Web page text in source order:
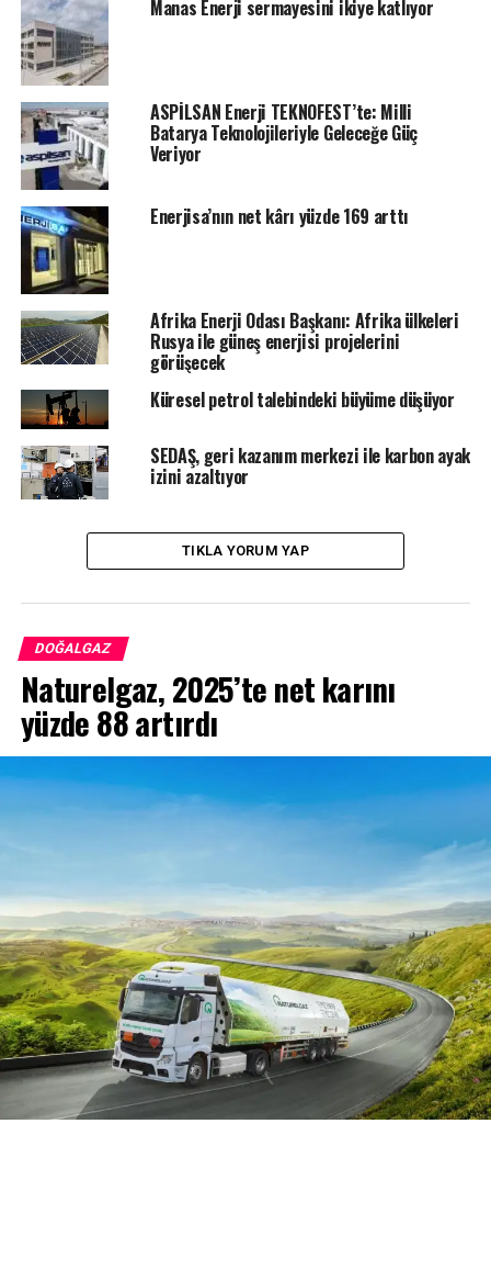
Manas Enerji sermayesini ikiye katlıyor
ASPİLSAN Enerji TEKNOFEST’te: Milli
Batarya Teknolojileriyle Geleceğe Güç
Veriyor
Enerjisa’nın net kârı yüzde 169 arttı
Afrika Enerji Odası Başkanı: Afrika ülkeleri
Rusya ile güneş enerjisi projelerini
görüşecek
Küresel petrol talebindeki büyüme düşüyor
SEDAŞ, geri kazanım merkezi ile karbon ayak
izini azaltıyor
TIKLA YORUM YAP
DOĞALGAZ
Naturelgaz, 2025’te net karını
yüzde 88 artırdı